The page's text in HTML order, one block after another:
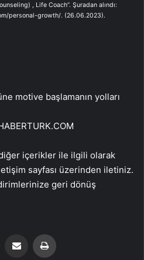
, Life Coach”. Şuradan alındı:
personal-growth/. (26.06.2023).
motive başlamanın yolları
içerikler ile ilgili olarak
sayfası üzerinden iletiniz.
geri dönüş
Email'den paylaş